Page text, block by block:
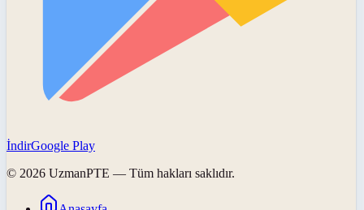
İndirGoogle Play
© 2026 UzmanPTE — Tüm hakları saklıdır.